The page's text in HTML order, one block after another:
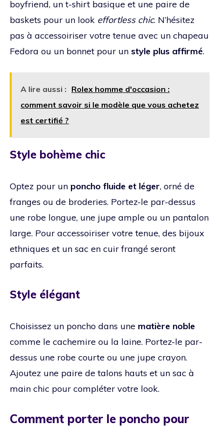
boyfriend, un t-shirt basique et une paire de
baskets pour un look effortless chic. N’hésitez
pas à accessoiriser votre tenue avec un chapeau
Fedora ou un bonnet pour un style plus affirmé.
A lire aussi : Rolex homme d'occasion :
comment savoir si le modèle que vous achetez
est certifié ?
Style bohème chic
Optez pour un poncho fluide et léger, orné de
franges ou de broderies. Portez-le par-dessus
une robe longue, une jupe ample ou un pantalon
large. Pour accessoiriser votre tenue, des bijoux
ethniques et un sac en cuir frangé seront
parfaits.
Style élégant
Choisissez un poncho dans une matière noble
comme le cachemire ou la laine. Portez-le par-
dessus une robe courte ou une jupe crayon.
Ajoutez une paire de talons hauts et un sac à
main chic pour compléter votre look.
Comment porter le poncho pour